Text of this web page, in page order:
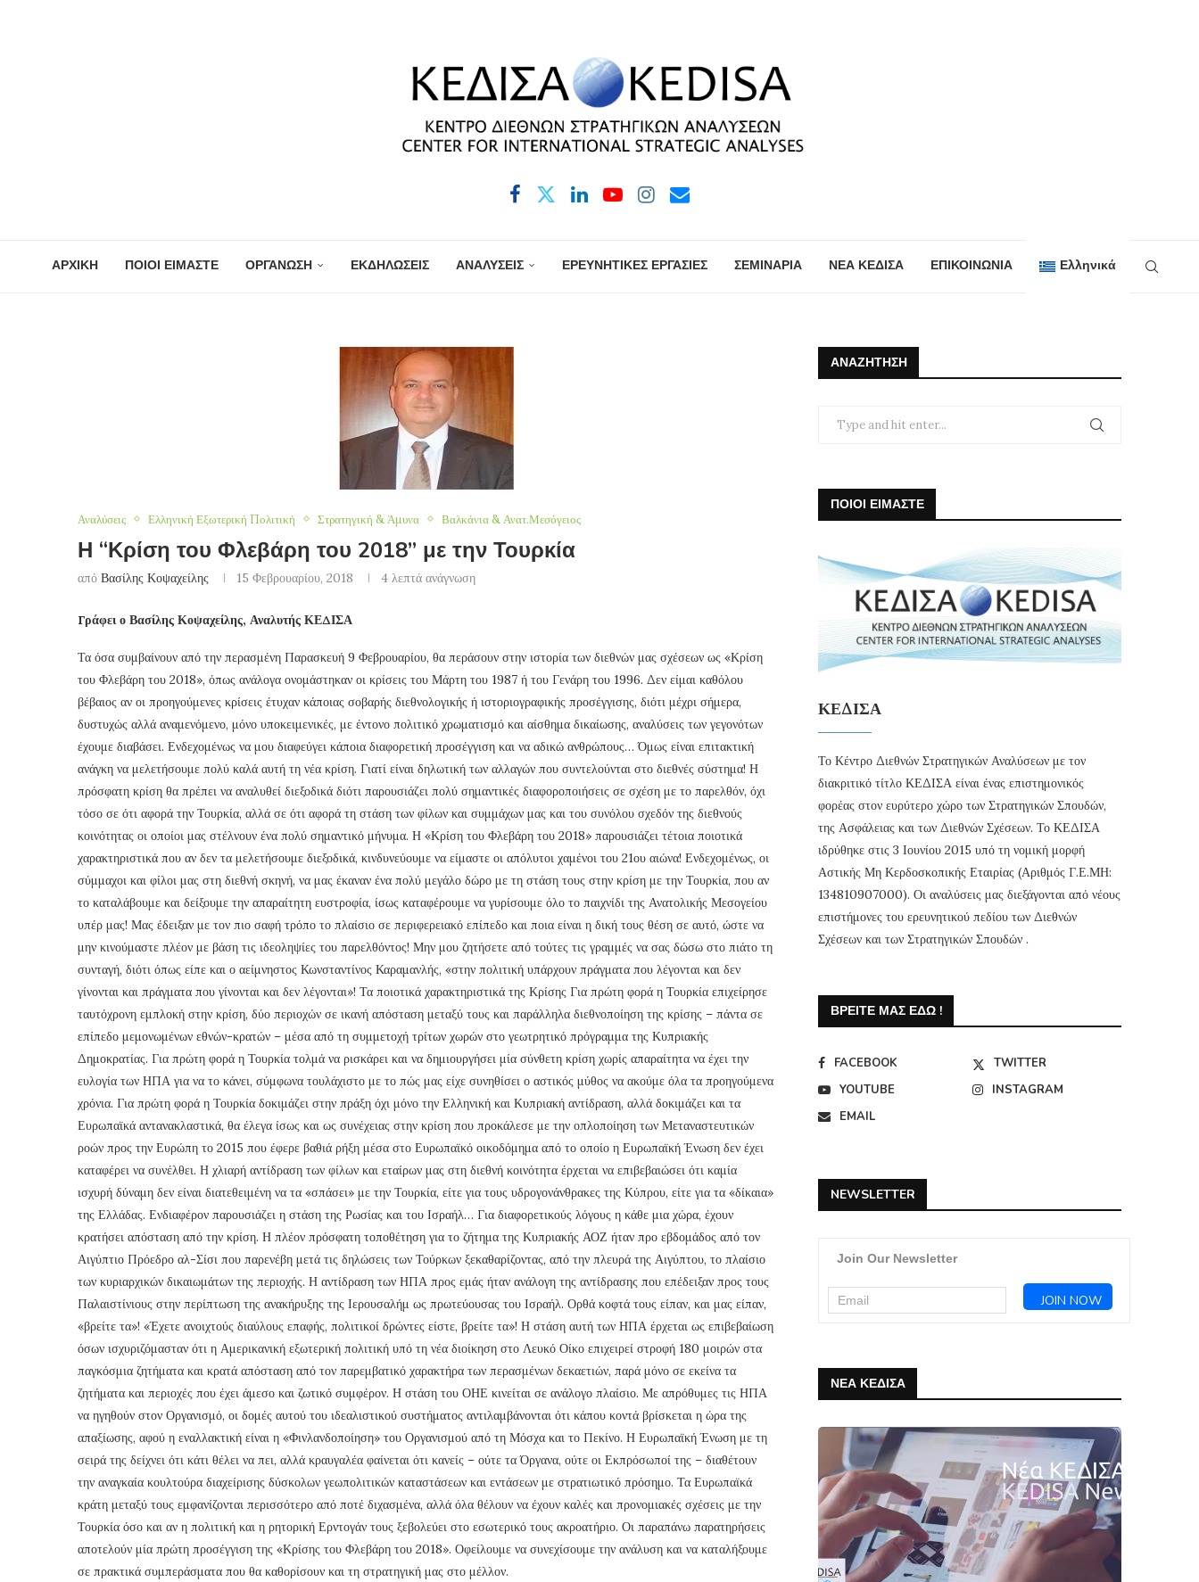
ΑΡΧΙΚΗ ΠΟΙΟΙ ΕΙΜΑΣΤΕ ΟΡΓΑΝΩΣΗ ΕΚΔΗΛΩΣΕΙΣ ΑΝΑΛΥΣΕΙΣ ΕΡΕΥΝΗΤΙΚΕΣ ΕΡΓΑΣΙΕΣ ΣΕΜΙΝΑΡΙΑ ΝΕΑ ΚΕΔΙΣΑ ΕΠΙΚΟΙΝΩΝΙΑ Ελληνικά
Αναλύσεις Ελληνική Εξωτερική Πολιτική Στρατηγική & Άμυνα Βαλκάνια & Ανατ.Μεσόγειος
Η “Κρίση του Φλεβάρη του 2018” με την Τουρκία
από Βασίλης Κοψαχείλης 15 Φεβρουαρίου, 2018 4 λεπτά ανάγνωση
Γράφει ο Βασίλης Κοψαχείλης, Αναλυτής ΚΕΔΙΣΑ
Τα όσα συμβαίνουν από την περασμένη Παρασκευή 9 Φεβρουαρίου, θα περάσουν στην ιστορία των διεθνών μας σχέσεων ως «Κρίση
του Φλεβάρη του 2018», όπως ανάλογα ονομάστηκαν οι κρίσεις του Μάρτη του 1987 ή του Γενάρη του 1996. Δεν είμαι καθόλου
βέβαιος αν οι προηγούμενες κρίσεις έτυχαν κάποιας σοβαρής διεθνολογικής ή ιστοριογραφικής προσέγγισης, διότι μέχρι σήμερα,
δυστυχώς αλλά αναμενόμενο, μόνο υποκειμενικές, με έντονο πολιτικό χρωματισμό και αίσθημα δικαίωσης, αναλύσεις των γεγονότων
έχουμε διαβάσει. Ενδεχομένως να μου διαφεύγει κάποια διαφορετική προσέγγιση και να αδικώ ανθρώπους… Όμως είναι επιτακτική
ανάγκη να μελετήσουμε πολύ καλά αυτή τη νέα κρίση. Γιατί είναι δηλωτική των αλλαγών που συντελούνται στο διεθνές σύστημα! Η
πρόσφατη κρίση θα πρέπει να αναλυθεί διεξοδικά διότι παρουσιάζει πολύ σημαντικές διαφοροποιήσεις σε σχέση με το παρελθόν, όχι
τόσο σε ότι αφορά την Τουρκία, αλλά σε ότι αφορά τη στάση των φίλων και συμμάχων μας και του συνόλου σχεδόν της διεθνούς
κοινότητας οι οποίοι μας στέλνουν ένα πολύ σημαντικό μήνυμα. Η «Κρίση του Φλεβάρη του 2018» παρουσιάζει τέτοια ποιοτικά
χαρακτηριστικά που αν δεν τα μελετήσουμε διεξοδικά, κινδυνεύουμε να είμαστε οι απόλυτοι χαμένοι του 21ου αιώνα! Ενδεχομένως, οι
σύμμαχοι και φίλοι μας στη διεθνή σκηνή, να μας έκαναν ένα πολύ μεγάλο δώρο με τη στάση τους στην κρίση με την Τουρκία, που αν
το καταλάβουμε και δείξουμε την απαραίτητη ευστροφία, ίσως καταφέρουμε να γυρίσουμε όλο το παιχνίδι της Ανατολικής Μεσογείου
υπέρ μας! Μας έδειξαν με τον πιο σαφή τρόπο το πλαίσιο σε περιφερειακό επίπεδο και ποια είναι η δική τους θέση σε αυτό, ώστε να
μην κινούμαστε πλέον με βάση τις ιδεοληψίες του παρελθόντος! Μην μου ζητήσετε από τούτες τις γραμμές να σας δώσω στο πιάτο τη
συνταγή, διότι όπως είπε και ο αείμνηστος Κωνσταντίνος Καραμανλής, «στην πολιτική υπάρχουν πράγματα που λέγονται και δεν
γίνονται και πράγματα που γίνονται και δεν λέγονται»! Τα ποιοτικά χαρακτηριστικά της Κρίσης Για πρώτη φορά η Τουρκία επιχείρησε
ταυτόχρονη εμπλοκή στην κρίση, δύο περιοχών σε ικανή απόσταση μεταξύ τους και παράλληλα διεθνοποίηση της κρίσης – πάντα σε
επίπεδο μεμονωμένων εθνών-κρατών – μέσα από τη συμμετοχή τρίτων χωρών στο γεωτρητικό πρόγραμμα της Κυπριακής
Δημοκρατίας. Για πρώτη φορά η Τουρκία τολμά να ρισκάρει και να δημιουργήσει μία σύνθετη κρίση χωρίς απαραίτητα να έχει την
ευλογία των ΗΠΑ για να το κάνει, σύμφωνα τουλάχιστο με το πώς μας είχε συνηθίσει ο αστικός μύθος να ακούμε όλα τα προηγούμενα
χρόνια. Για πρώτη φορά η Τουρκία δοκιμάζει στην πράξη όχι μόνο την Ελληνική και Κυπριακή αντίδραση, αλλά δοκιμάζει και τα
Ευρωπαϊκά αντανακλαστικά, θα έλεγα ίσως και ως συνέχειας στην κρίση που προκάλεσε με την οπλοποίηση των Μεταναστευτικών
ροών προς την Ευρώπη το 2015 που έφερε βαθιά ρήξη μέσα στο Ευρωπαϊκό οικοδόμημα από το οποίο η Ευρωπαϊκή Ένωση δεν έχει
καταφέρει να συνέλθει. Η χλιαρή αντίδραση των φίλων και εταίρων μας στη διεθνή κοινότητα έρχεται να επιβεβαιώσει ότι καμία
ισχυρή δύναμη δεν είναι διατεθειμένη να τα «σπάσει» με την Τουρκία, είτε για τους υδρογονάνθρακες της Κύπρου, είτε για τα «δίκαια»
της Ελλάδας. Ενδιαφέρον παρουσιάζει η στάση της Ρωσίας και του Ισραήλ… Για διαφορετικούς λόγους η κάθε μια χώρα, έχουν
κρατήσει απόσταση από την κρίση. Η πλέον πρόσφατη τοποθέτηση για το ζήτημα της Κυπριακής ΑΟΖ ήταν προ εβδομάδος από τον
Αιγύπτιο Πρόεδρο αλ-Σίσι που παρενέβη μετά τις δηλώσεις των Τούρκων ξεκαθαρίζοντας, από την πλευρά της Αιγύπτου, το πλαίσιο
των κυριαρχικών δικαιωμάτων της περιοχής. Η αντίδραση των ΗΠΑ προς εμάς ήταν ανάλογη της αντίδρασης που επέδειξαν προς τους
Παλαιστίνιους στην περίπτωση της ανακήρυξης της Ιερουσαλήμ ως πρωτεύουσας του Ισραήλ. Ορθά κοφτά τους είπαν, και μας είπαν,
«βρείτε τα»! «Έχετε ανοιχτούς διαύλους επαφής, πολιτικοί δρώντες είστε, βρείτε τα»! Η στάση αυτή των ΗΠΑ έρχεται ως επιβεβαίωση
όσων ισχυριζόμασταν ότι η Αμερικανική εξωτερική πολιτική υπό τη νέα διοίκηση στο Λευκό Οίκο επιχειρεί στροφή 180 μοιρών στα
παγκόσμια ζητήματα και κρατά απόσταση από τον παρεμβατικό χαρακτήρα των περασμένων δεκαετιών, παρά μόνο σε εκείνα τα
ζητήματα και περιοχές που έχει άμεσο και ζωτικό συμφέρον. Η στάση του ΟΗΕ κινείται σε ανάλογο πλαίσιο. Με απρόθυμες τις ΗΠΑ
να ηγηθούν στον Οργανισμό, οι δομές αυτού του ιδεαλιστικού συστήματος αντιλαμβάνονται ότι κάπου κοντά βρίσκεται η ώρα της
απαξίωσης, αφού η εναλλακτική είναι η «Φινλανδοποίηση» του Οργανισμού από τη Μόσχα και το Πεκίνο. Η Ευρωπαϊκή Ένωση με τη
σειρά της δείχνει ότι κάτι θέλει να πει, αλλά κραυγαλέα φαίνεται ότι κανείς – ούτε τα Όργανα, ούτε οι Εκπρόσωποί της – διαθέτουν
την αναγκαία κουλτούρα διαχείρισης δύσκολων γεωπολιτικών καταστάσεων και εντάσεων με στρατιωτικό πρόσημο. Τα Ευρωπαϊκά
κράτη μεταξύ τους εμφανίζονται περισσότερο από ποτέ διχασμένα, αλλά όλα θέλουν να έχουν καλές και προνομιακές σχέσεις με την
Τουρκία όσο και αν η πολιτική και η ρητορική Ερντογάν τους ξεβολεύει στο εσωτερικό τους ακροατήριο. Οι παραπάνω παρατηρήσεις
αποτελούν μία πρώτη προσέγγιση της «Κρίσης του Φλεβάρη του 2018». Οφείλουμε να συνεχίσουμε την ανάλυση και να καταλήξουμε
σε πρακτικά συμπεράσματα που θα καθορίσουν και τη στρατηγική μας στο μέλλον.
ΑΝΑΖΉΤΗΣΗ
ΠΟΙΟΙ ΕΙΜΑΣΤΕ
ΚΕΔΙΣΑ
Το Κέντρο Διεθνών Στρατηγικών Αναλύσεων με τον
διακριτικό τίτλο ΚΕΔΙΣΑ είναι ένας επιστημονικός
φορέας στον ευρύτερο χώρο των Στρατηγικών Σπουδών,
της Ασφάλειας και των Διεθνών Σχέσεων. Το ΚΕΔΙΣΑ
ιδρύθηκε στις 3 Ιουνίου 2015 υπό τη νομική μορφή
Αστικής Μη Κερδοσκοπικής Εταιρίας (Αριθμός Γ.Ε.ΜΗ:
134810907000). Οι αναλύσεις μας διεξάγονται από νέους
επιστήμονες του ερευνητικού πεδίου των Διεθνών
Σχέσεων και των Στρατηγικών Σπουδών .
ΒΡΕΊΤΕ ΜΑΣ ΕΔΏ !
FACEBOOK
TWITTER
YOUTUBE
INSTAGRAM
EMAIL
NEWSLETTER
Join Our Newsletter
ΝΕΑ ΚΕΔΙΣΑ